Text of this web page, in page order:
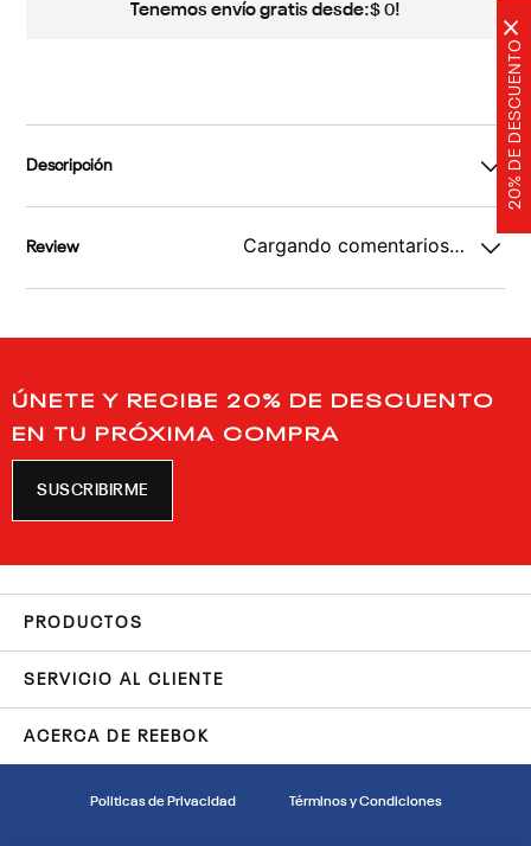
20% DE DESCUENTO
×
Tenemos envío gratis desde:$ 0!
Descripción
Review Cargando comentarios…
ÚNETE Y RECIBE 20% DE DESCUENTO
EN TU PRÓXIMA COMPRA
SUSCRIBIRME
PRODUCTOS
SERVICIO AL CLIENTE
ACERCA DE REEBOK
Politicas de Privacidad Términos y Condiciones